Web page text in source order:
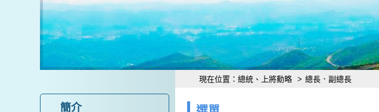
簡介
現在位置：總統、上將勳略 > 總長．副總長